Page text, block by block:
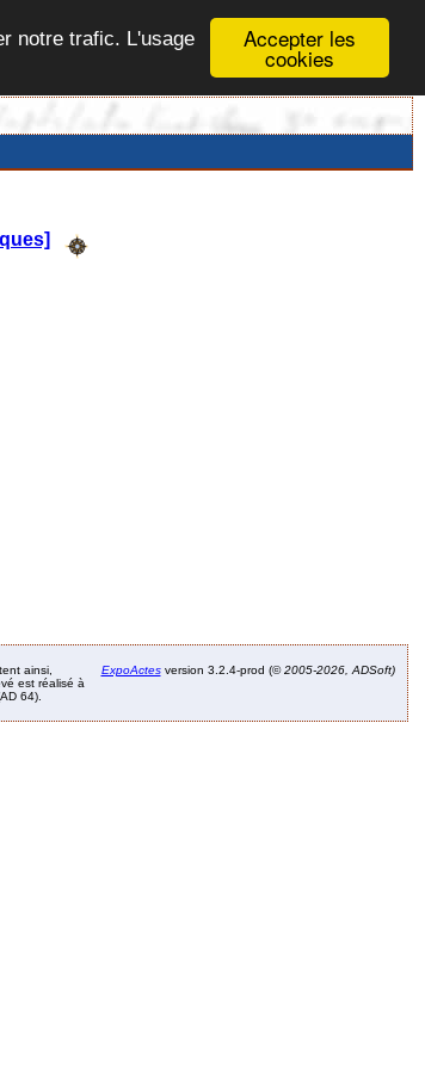
Accepter les
cookies
notre trafic. L'usage
ainsi,
est réalisé à
64).
ExpoActesversion 3.2.4-prod (©2005-2026, ADSoft)